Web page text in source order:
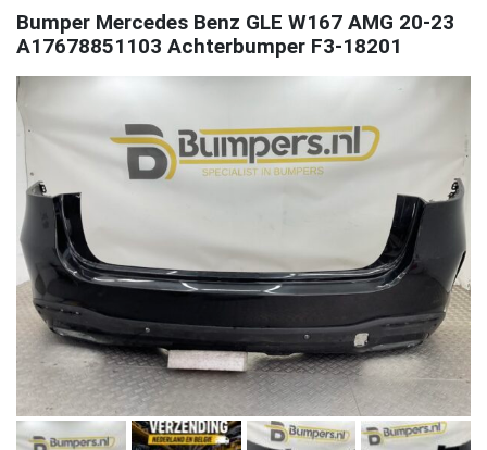
Bumper Mercedes Benz GLE W167 AMG 20-23
A17678851103 Achterbumper F3-18201